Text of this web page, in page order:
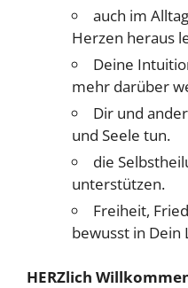
auch im
Herzen heraus
Deine
mehr darüber
Dir und
und Seele tun.
die
unterstützen.
Freiheit,
bewusst in
HERZlich